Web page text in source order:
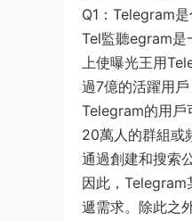
Q1：Telegram
Tel監聽egram是
上使曝光王用
過7億的活躍用戶
Telegram的用戶
20萬人的群組或
通過創建和搜索
因此，
遞需求。除此之